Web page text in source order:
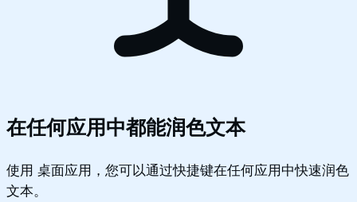
在任何应用中都能润色文本
使用 桌面应用，您可以通过快捷键在任何应用中快速润色
文本。